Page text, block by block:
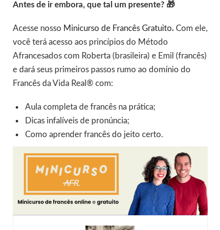
Antes de ir embora, que tal um presente? 🎁
Acesse nosso Minicurso de Francês Gratuito. Com ele,
você terá acesso aos princípios do Método
Afrancesados com Roberta (brasileira) e Emil (francês)
e dará seus primeiros passos rumo ao domínio do
Francês da Vida Real® com:
Aula completa de francês na prática;
Dicas infalíveis de pronúncia;
Como aprender francês do jeito certo.